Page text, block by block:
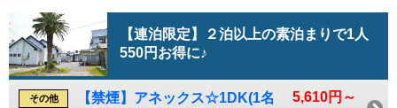
【連泊限定】２泊以上の素泊まりで1人
550円お得に♪
5,610円～
その他
【禁煙】アネックス☆1DK(1名